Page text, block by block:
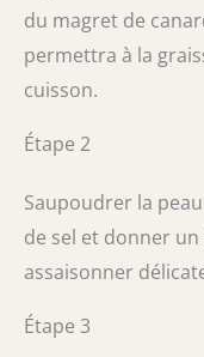
du magret de
permettra à la
cuisson.
Étape 2
Saupoudrer la
de sel et donner
assaisonner
Étape 3